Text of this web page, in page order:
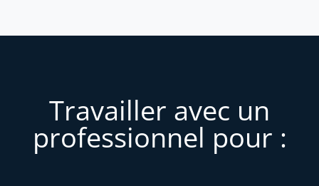
Travailler avec un
professionnel pour :